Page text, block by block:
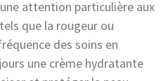
attention particulière aux
que la rougeur ou
des soins en
une crème hydratante